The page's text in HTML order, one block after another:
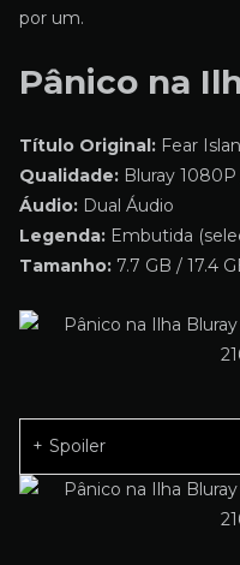
por um.
Pânico na
Título Original: Fear
Qualidade: Bluray
Áudio: Dual Áudio
Legenda: Embutida
Tamanho: 7.7 GB / 17.4
Spoiler